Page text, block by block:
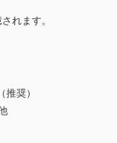
れます。
奨）